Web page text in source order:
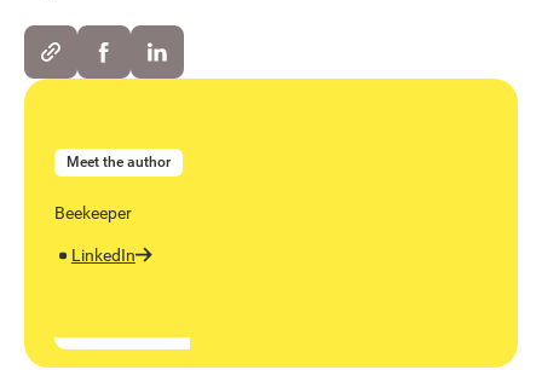
Meet the author
Beekeeper
LinkedIn